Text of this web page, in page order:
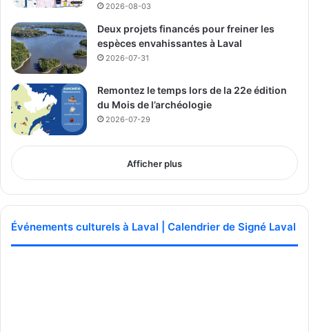
2026-08-03
Deux projets financés pour freiner les
espèces envahissantes à Laval
2026-07-31
Remontez le temps lors de la 22e édition
du Mois de l’archéologie
2026-07-29
Afficher plus
Événements culturels à Laval | Calendrier de Signé Laval